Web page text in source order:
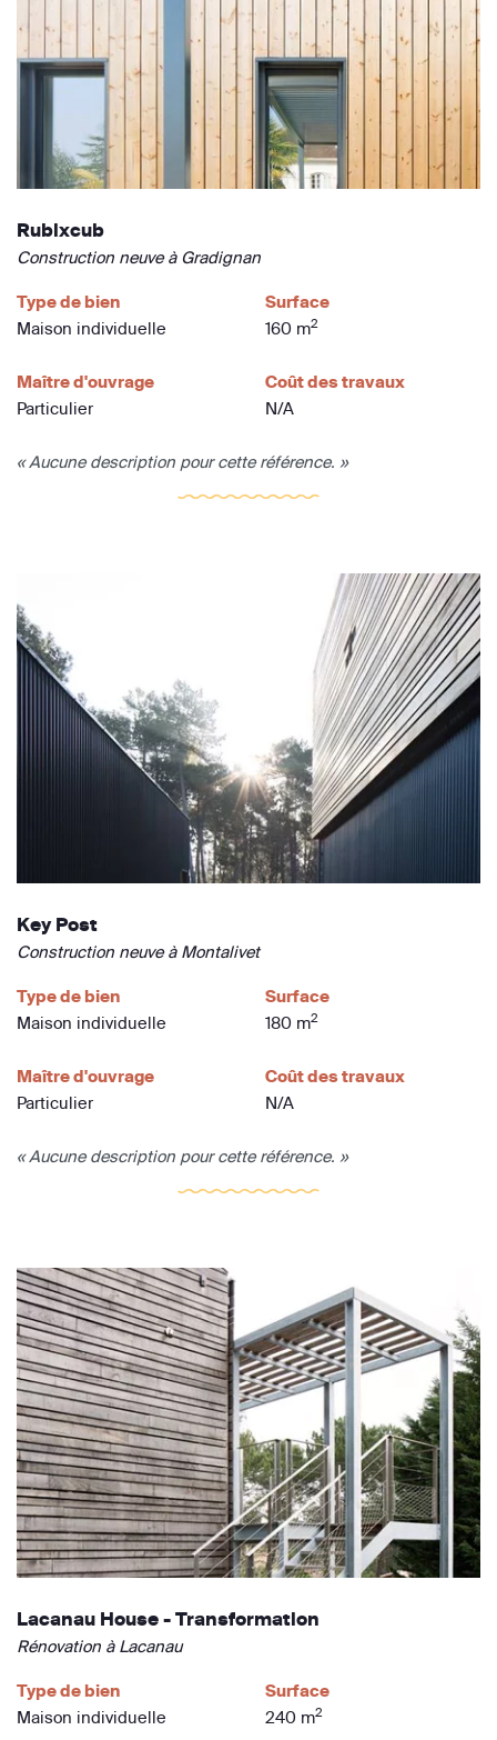
Rubixcub
Construction neuve à Gradignan
Type de bien
Maison individuelle
Surface
160 m2
Maître d'ouvrage
Particulier
Coût des travaux
N/A
« Aucune description pour cette référence. »
Key Post
Construction neuve à Montalivet
Type de bien
Maison individuelle
Surface
180 m2
Maître d'ouvrage
Particulier
Coût des travaux
N/A
« Aucune description pour cette référence. »
Lacanau House - Transformation
Rénovation à Lacanau
Type de bien
Maison individuelle
Surface
240 m2